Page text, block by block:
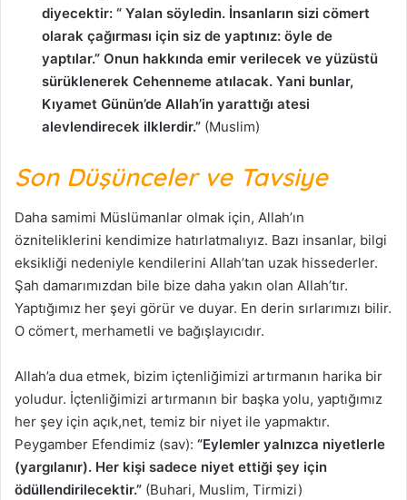
diyecektir: “ Yalan söyledin. İnsanların sizi cömert
olarak çağırması için siz de yaptınız: öyle de
yaptılar.” Onun hakkında emir verilecek ve yüzüstü
sürüklenerek Cehenneme atılacak. Yani bunlar,
Kıyamet Günün’de Allah’in yarattığı atesi
alevlendirecek ilklerdir.” (Muslim)
Son Düşünceler ve Tavsiye
Daha samimi Müslümanlar olmak için, Allah’ın
özniteliklerini kendimize hatırlatmalıyız. Bazı insanlar, bilgi
eksikliği nedeniyle kendilerini Allah’tan uzak hissederler.
Şah damarımızdan bile bize daha yakın olan Allah’tır.
Yaptığımız her şeyi görür ve duyar. En derin sırlarımızı bilir.
O cömert, merhametli ve bağışlayıcıdır.
Allah’a dua etmek, bizim içtenliğimizi artırmanın harika bir
yoludur. İçtenliğimizi artırmanın bir başka yolu, yaptığımız
her şey için açık,net, temiz bir niyet ile yapmaktır.
Peygamber Efendimiz (sav): “Eylemler yalnızca niyetlerle
(yargılanır). Her kişi sadece niyet ettiği şey için
ödüllendirilecektir.” (Buhari, Muslim, Tirmizi)